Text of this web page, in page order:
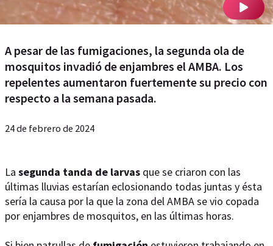
A pesar de las fumigaciones, la segunda ola de
mosquitos invadió de enjambres el AMBA. Los
repelentes aumentaron fuertemente su precio con
respecto a la semana pasada.
24 de febrero de 2024
La segunda tanda de larvas que se criaron con las
últimas lluvias estarían eclosionando todas juntas y ésta
sería la causa por la que la zona del AMBA se vio copada
por enjambres de mosquitos, en las últimas horas.